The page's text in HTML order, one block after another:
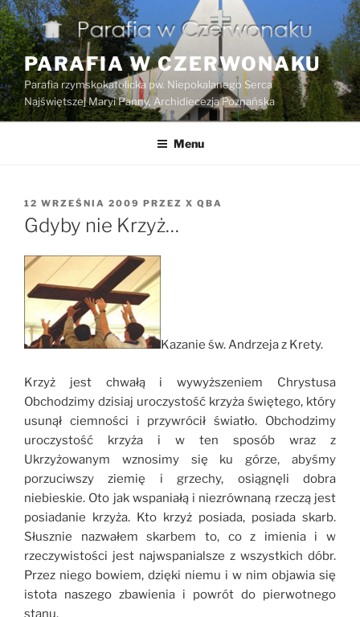
Przejdź
do
treści
PARAFIA W CZERWONAKU
Parafia rzymskokatolicka pw. Niepokalanego Serca
Najświętszej Maryi Panny, Archidiecezja Poznańska
Menu
OPUBLIKOWANE
W
12 WRZEŚNIA 2009 PRZEZ X QBA
Gdyby nie Krzyż…
Kazanie św. Andrzeja z Krety.
Krzyż jest chwałą i wywyższeniem Chrystusa
Obchodzimy dzisiaj uroczystość krzyża świętego, który
usunął ciemności i przywrócił światło. Obchodzimy
uroczystość krzyża i w ten sposób wraz z
Ukrzyżowanym wznosimy się ku górze, abyśmy
porzuciwszy ziemię i grzechy, osiągnęli dobra
niebieskie. Oto jak wspaniałą i niezrównaną rzeczą jest
posiadanie krzyża. Kto krzyż posiada, posiada skarb.
Słusznie nazwałem skarbem to, co z imienia i w
rzeczywistości jest najwspanialsze z wszystkich dóbr.
Przez niego bowiem, dzięki niemu i w nim objawia się
istota naszego zbawienia i powrót do pierwotnego
stanu.